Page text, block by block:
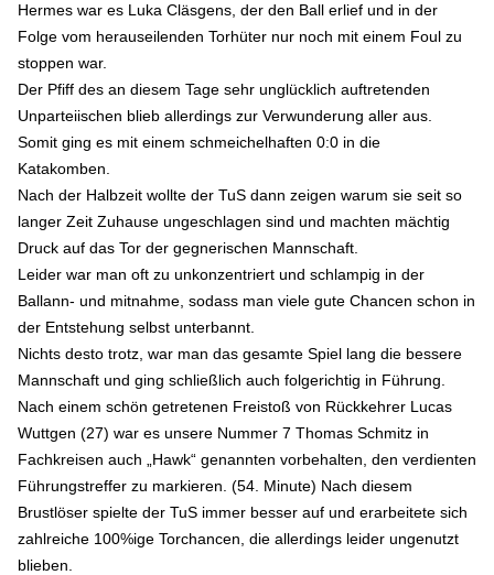
Hermes war es Luka Cläsgens, der den Ball erlief und in der
Folge vom herauseilenden Torhüter nur noch mit einem Foul zu
stoppen war.
Der Pfiff des an diesem Tage sehr unglücklich auftretenden
Unparteiischen blieb allerdings zur Verwunderung aller aus.
Somit ging es mit einem schmeichelhaften 0:0 in die
Katakomben.
Nach der Halbzeit wollte der TuS dann zeigen warum sie seit so
langer Zeit Zuhause ungeschlagen sind und machten mächtig
Druck auf das Tor der gegnerischen Mannschaft.
Leider war man oft zu unkonzentriert und schlampig in der
Ballann- und mitnahme, sodass man viele gute Chancen schon in
der Entstehung selbst unterbannt.
Nichts desto trotz, war man das gesamte Spiel lang die bessere
Mannschaft und ging schließlich auch folgerichtig in Führung.
Nach einem schön getretenen Freistoß von Rückkehrer Lucas
Wuttgen (27) war es unsere Nummer 7 Thomas Schmitz in
Fachkreisen auch „Hawk“ genannten vorbehalten, den verdienten
Führungstreffer zu markieren. (54. Minute) Nach diesem
Brustlöser spielte der TuS immer besser auf und erarbeitete sich
zahlreiche 100%ige Torchancen, die allerdings leider ungenutzt
blieben.